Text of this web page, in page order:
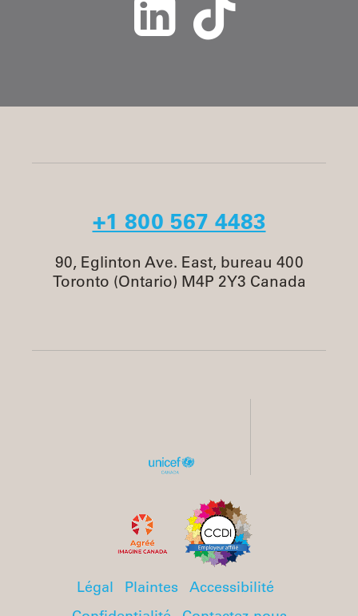
+1 800 567 4483
90, Eglinton Ave. East, bureau 400
Toronto (Ontario) M4P 2Y3 Canada
Légal Plaintes
Accessibilité